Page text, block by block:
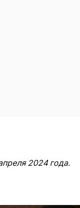
2024 года.